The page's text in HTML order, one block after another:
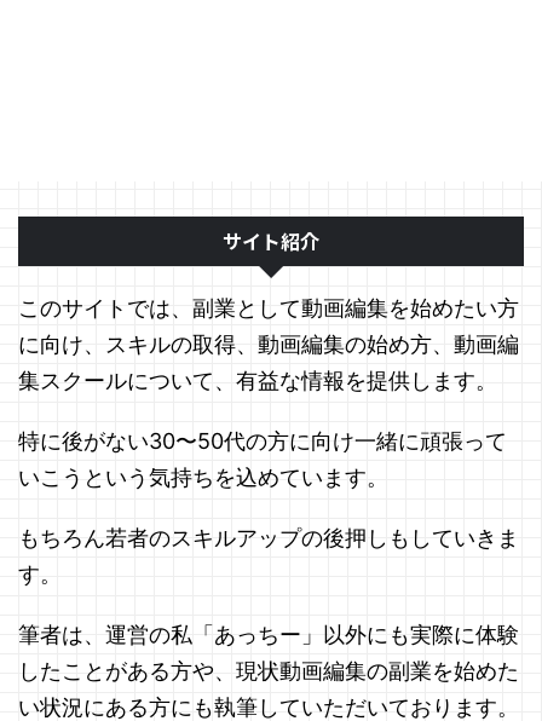
サイト紹介
このサイトでは、副業として動画編集を始めたい方
に向け、スキルの取得、動画編集の始め方、動画編
集スクールについて、有益な情報を提供します。
特に後がない30〜50代の方に向け一緒に頑張って
いこうという気持ちを込めています。
もちろん若者のスキルアップの後押しもしていきま
す。
筆者は、運営の私「あっちー」以外にも実際に体験
したことがある方や、現状動画編集の副業を始めた
い状況にある方にも執筆していただいております。